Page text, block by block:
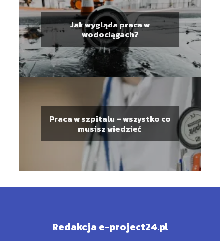
Jak wygląda praca w
wodociągach?
Praca w szpitalu – wszystko co
musisz wiedzieć
Redakcja e-project24.pl